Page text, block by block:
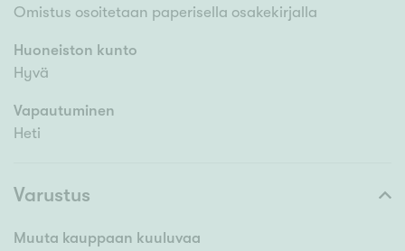
Omistus osoitetaan paperisella osakekirjalla
Huoneiston kunto
Hyvä
Vapautuminen
Heti
Varustus
Muuta kauppaan kuuluvaa